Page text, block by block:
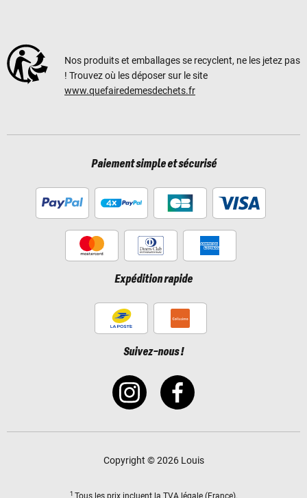
Nos produits et emballages se recyclent, ne les jetez pas
! Trouvez où les déposer sur le site
www.quefairedemesdechets.fr
Paiement simple et sécurisé
Expédition rapide
Suivez-nous !
Copyright © 2026 Louis
1